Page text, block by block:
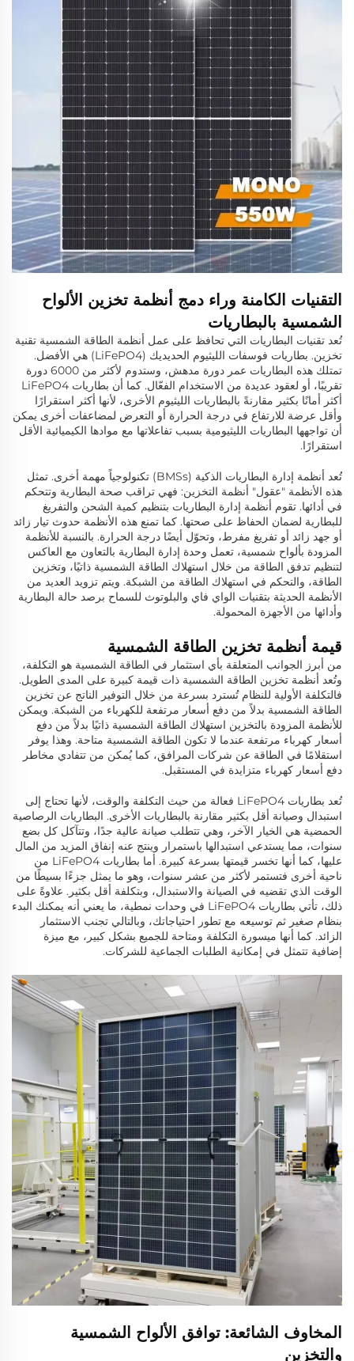
التقنيات الكامنة وراء دمج أنظمة تخزين الألواح
الشمسية بالبطاريات
تُعد تقنيات البطاريات التي تحافظ على عمل أنظمة الطاقة الشمسية تقنية
تخزين. بطاريات فوسفات الليثيوم الحديديك (LiFePO4) هي الأفضل.
تمتلك هذه البطاريات عمر دورة مدهش، وستدوم لأكثر من 6000 دورة
تقريبًا، أو لعقود عديدة من الاستخدام الفعّال. كما أن بطاريات LiFePO4
أكثر أمانًا بكثير مقارنةً بالبطاريات الليثيوم الأخرى، لأنها أكثر استقرارًا
وأقل عرضة للارتفاع في درجة الحرارة أو التعرض لمضاعفات أخرى يمكن
أن تواجهها البطاريات الليثيومية بسبب تفاعلاتها مع موادها الكيميائية الأقل
استقرارًا.
تُعد أنظمة إدارة البطاريات الذكية (BMSs) تكنولوجياً مهمة أخرى. تمثل
هذه الأنظمة "عقول" أنظمة التخزين: فهي تراقب صحة البطارية وتتحكم
في أدائها. تقوم أنظمة إدارة البطاريات بتنظيم كمية الشحن والتفريغ
للبطارية لضمان الحفاظ على صحتها. كما تمنع هذه الأنظمة حدوث تيار زائد
أو جهد زائد أو تفريغ مفرط، وتحوّل أيضًا درجة الحرارة. بالنسبة للأنظمة
المزودة بألواح شمسية، تعمل وحدة إدارة البطارية بالتعاون مع العاكس
لتنظيم تدفق الطاقة من خلال استهلاك الطاقة الشمسية ذاتيًا، وتخزين
الطاقة، والتحكم في استهلاك الطاقة من الشبكة. ويتم تزويد العديد من
الأنظمة الحديثة بتقنيات الواي فاي والبلوتوث للسماح برصد حالة البطارية
وأدائها من الأجهزة المحمولة.
قيمة أنظمة تخزين الطاقة الشمسية
من أبرز الجوانب المتعلقة بأي استثمار في الطاقة الشمسية هو التكلفة،
وتُعد أنظمة تخزين الطاقة الشمسية ذات قيمة كبيرة على المدى الطويل.
فالتكلفة الأولية للنظام تُسترد بسرعة من خلال التوفير الناتج عن تخزين
الطاقة الشمسية بدلاً من دفع أسعار مرتفعة للكهرباء من الشبكة. ويمكن
للأنظمة المزودة بالتخزين استهلاك الطاقة الشمسية ذاتيًا بدلاً من دفع
أسعار كهرباء مرتفعة عندما لا تكون الطاقة الشمسية متاحة. وهذا يوفر
استقلامًا في الطاقة عن شركات المرافق، كما يُمكن من تتفادي مخاطر
دفع أسعار كهرباء متزايدة في المستقبل.
تُعد بطاريات LiFePO4 فعالة من حيث التكلفة والوقت، لأنها تحتاج إلى
استبدال وصيانة أقل بكثير مقارنة بالبطاريات الأخرى. البطاريات الرصاصية
الحمضية هي الخيار الآخر، وهي تتطلب صيانة عالية جدًا، وتتآكل كل بضع
سنوات، مما يستدعي استبدالها باستمرار وينتج عنه إنفاق المزيد من المال
عليها، كما أنها تخسر قيمتها بسرعة كبيرة. أما بطاريات LiFePO4 من
ناحية أخرى فتستمر لأكثر من عشر سنوات، وهو ما يمثل جزءًا بسيطًا من
الوقت الذي تقضيه في الصيانة والاستبدال، وبتكلفة أقل بكثير. علاوةً على
ذلك، تأتي بطاريات LiFePO4 في وحدات نمطية، ما يعني أنه يمكنك البدء
بنظام صغير ثم توسيعه مع تطور احتياجاتك، وبالتالي تجنب الاستثمار
الزائد. كما أنها ميسورة التكلفة ومتاحة للجميع بشكل كبير، مع ميزة
إضافية تتمثل في إمكانية الطلبات الجماعية للشركات.
المخاوف الشائعة: توافق الألواح الشمسية
والتخزين